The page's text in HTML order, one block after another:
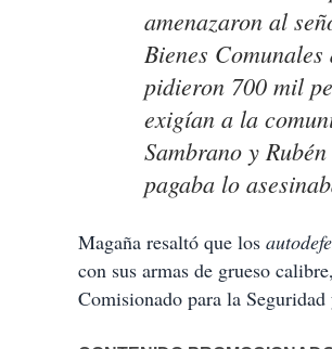
amenazaron al
Bienes
pidieron 700 mil
exigían a la
Sambrano y
pagaba lo
Magaña resaltó que los
con sus armas de grueso
Comisionado para la